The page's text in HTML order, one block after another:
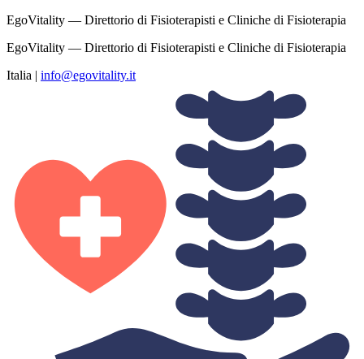
EgoVitality — Direttorio di Fisioterapisti e Cliniche di Fisioterapia
EgoVitality — Direttorio di Fisioterapisti e Cliniche di Fisioterapia
Italia | info@egovitality.it